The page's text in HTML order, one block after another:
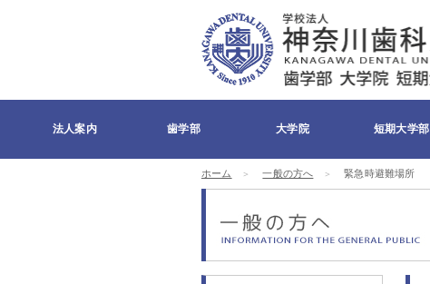
法人案内 歯学部 大学院 短期大学部
ホーム 一般の方へ 緊急時避難場所